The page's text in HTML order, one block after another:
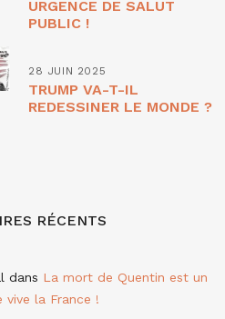
URGENCE DE SALUT
PUBLIC !
28 JUIN 2025
TRUMP VA-T-IL
REDESSINER LE MONDE ?
RÉCENTS
dans La mort de Quentin est un
vive la France !